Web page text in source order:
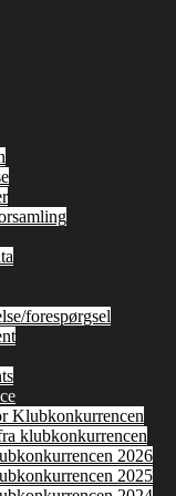
forespørgsel
Klubkonkurrencen
klubkonkurrencen
2026
2025